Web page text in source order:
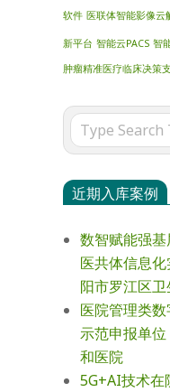
软件 医联体智能影像云
新平台 智能云PACS 智
肿瘤精准医疗临床决策
Search
近期入库案例
数智赋能强
医共体信息
阳市罗江区
医院管理类
示范申报单
和医院
5G+AI技术在